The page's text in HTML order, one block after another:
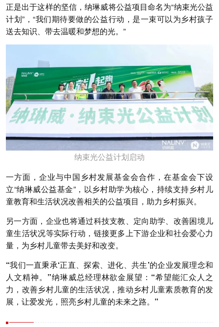
正是出于这样的坚信，纳琳威将公益项目命名为“纳束光公益
计划”，“我们期待要做的公益行动，是一束可以为乡村孩子
送去知识、带去温暖和梦想的光。”
纳束光公益计划启动
一方面，企业与中国乡村发展基金会合作，在基金会下设
立“纳琳威公益基金”，以乡村助学为核心，持续支持乡村儿
童教育和生活状况改善相关的公益项目，助力乡村振兴。
另一方面，企业也将通过科技支教、定向助学、改善困境儿
童生活状况等实际行动，链接更多上下游企业和社会爱心力
量，为乡村儿童带去美好和改变。
“我们一直秉承‘正直、探索、进化、共生’的企业发展理念和
人文精神。”纳琳威总经理林欲金展望： “希望能汇众人之
力，改善乡村儿童的生活状况，推动乡村儿童素质教育的发
展，让爱发光，照亮乡村儿童的未来之路。”